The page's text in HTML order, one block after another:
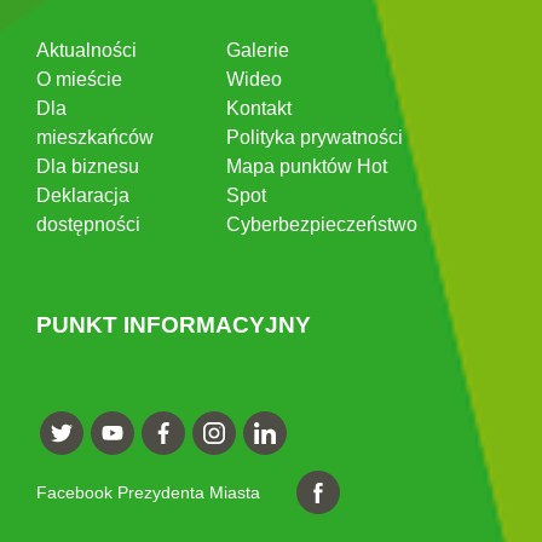
Aktualności
O mieście
Dla
mieszkańców
Dla biznesu
Deklaracja
dostępności
Galerie
Wideo
Kontakt
Polityka prywatności
Mapa punktów Hot
Spot
Cyberbezpieczeństwo
PUNKT INFORMACYJNY
Facebook Prezydenta Miasta